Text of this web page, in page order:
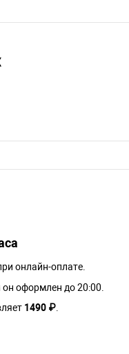
онлайн-оплате.
он оформлен до 20:00.
1490 ₽